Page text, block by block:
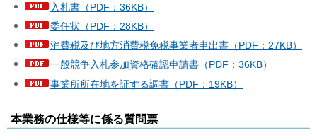
入札書（PDF：36KB）
委任状（PDF：28KB）
消費税及び地方消費税免税事業者申出書（PDF：27KB）
一般競争入札参加資格確認申請書（PDF：36KB）
事業所所在地を証する調書（PDF：19KB）
本業務の仕様等に係る質問票